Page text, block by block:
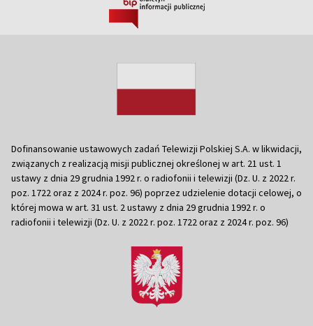
Dofinansowanie ustawowych zadań Telewizji Polskiej S.A. w likwidacji,
związanych z realizacją misji publicznej określonej w art. 21 ust. 1
ustawy z dnia 29 grudnia 1992 r. o radiofonii i telewizji (Dz. U. z 2022 r.
poz. 1722 oraz z 2024 r. poz. 96) poprzez udzielenie dotacji celowej, o
której mowa w art. 31 ust. 2 ustawy z dnia 29 grudnia 1992 r. o
radiofonii i telewizji (Dz. U. z 2022 r. poz. 1722 oraz z 2024 r. poz. 96)